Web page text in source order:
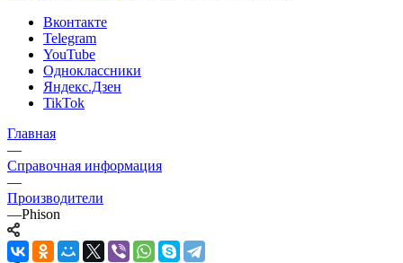
Вконтакте
Telegram
YouTube
Одноклассники
Яндекс.Дзен
TikTok
Главная
—
Справочная информация
—
Производители
—Phison